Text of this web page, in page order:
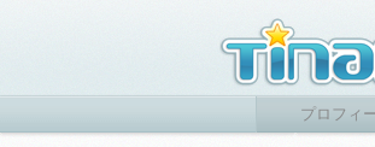
プロフィ